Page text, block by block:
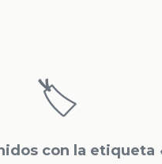
🏷️
con la etiqueta